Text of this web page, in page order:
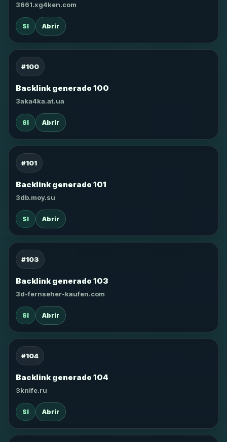
3661.xg4ken.com
SI Abrir
#100
Backlink generado 100
3aka4ka.at.ua
SI Abrir
#101
Backlink generado 101
3db.moy.su
SI Abrir
#103
Backlink generado 103
3d-fernseher-kaufen.com
SI Abrir
#104
Backlink generado 104
3knife.ru
SI Abrir